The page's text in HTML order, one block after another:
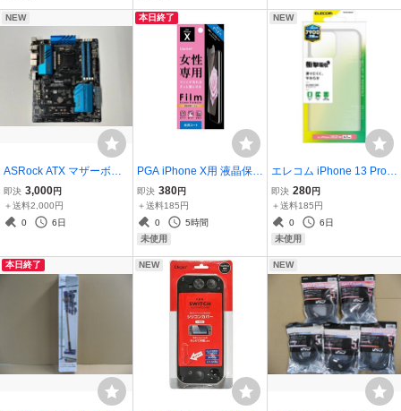
NEW
ASRock ATX マザーボー
ド Z97 Extreme4
即決 3,000円
＋送料2,000円
0
6日
本日終了
PGA iPhone X用 液晶保護
フィルム 耐ファンデ 光沢
PG-17XFS01
即決 380円
＋送料185円
0
5時間
未使用
NEW
エレコム iPhone 13 Pro
Max用 シリコンケース ア
ンチダストコート クリア
PM-A21DSCCR
即決 280円
＋送料185円
0
6日
未使用
本日終了 NEW NEW